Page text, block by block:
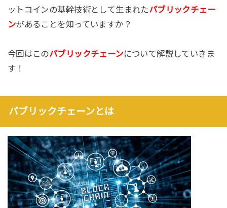
ットコインの基幹技術として生まれたパブリックチェー
ンがあることを知っていますか？
今回はこのパブリックチェーンについて解説していきま
す！
パブリックチェーンとは